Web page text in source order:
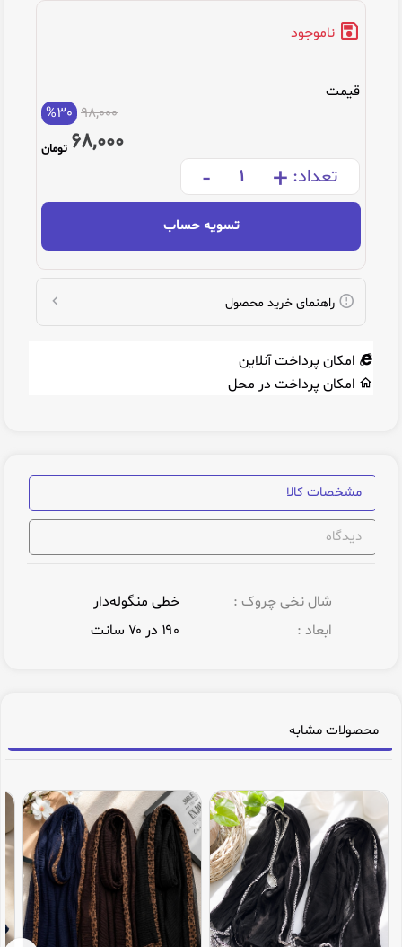
ناموجود
قیمت
98,000
%30
68,000 تومان
تعداد: +
-
تسویه حساب
راهنمای خرید محصول
امکان پرداخت آنلاین
امکان پرداخت در محل
مشخصات کالا
دیدگاه
شال نخی چروک :
خطی منگوله‌دار
ابعاد :
۱۹۰ در ۷۰ سانت
محصولات مشابه